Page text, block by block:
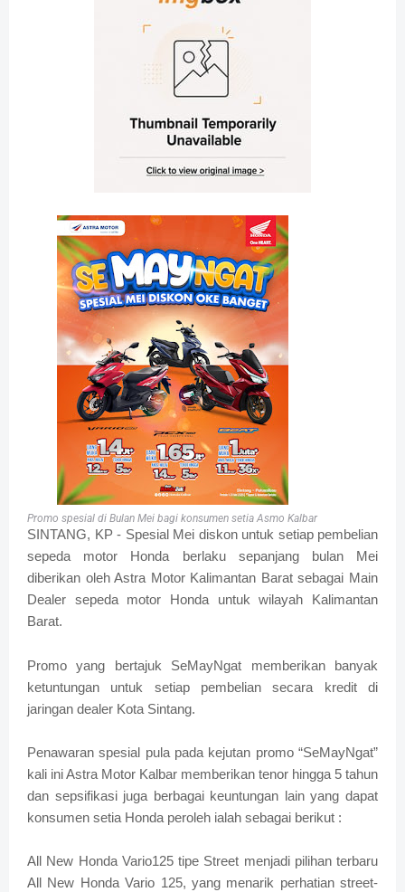
Promo spesial di Bulan Mei bagi konsumen setia Asmo Kalbar
SINTANG, KP - Spesial Mei diskon untuk setiap pembelian
sepeda motor Honda berlaku sepanjang bulan Mei
diberikan oleh Astra Motor Kalimantan Barat sebagai Main
Dealer sepeda motor Honda untuk wilayah Kalimantan
Barat.
Promo yang bertajuk SeMayNgat memberikan banyak
ketuntungan untuk setiap pembelian secara kredit di
jaringan dealer Kota Sintang.
Penawaran spesial pula pada kejutan promo “SeMayNgat”
kali ini Astra Motor Kalbar memberikan tenor hingga 5 tahun
dan sepsifikasi juga berbagai keuntungan lain yang dapat
konsumen setia Honda peroleh ialah sebagai berikut :
All New Honda Vario125 tipe Street menjadi pilihan terbaru
All New Honda Vario 125, yang menarik perhatian street-